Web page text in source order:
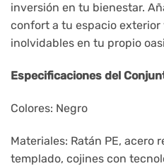
inversión en tu bienestar.
confort a tu espacio
inolvidables en tu propio
Especificaciones del
Colores: Negro
Materiales: Ratán PE, acero
templado, cojines con